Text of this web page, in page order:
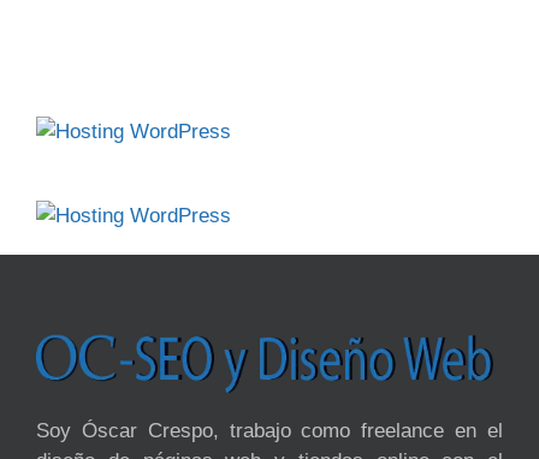
Soy Óscar Crespo, trabajo como freelance en el